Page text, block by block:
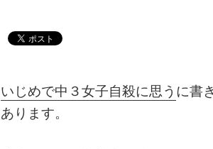
いじめで中３女子自殺に思う に書
あります。